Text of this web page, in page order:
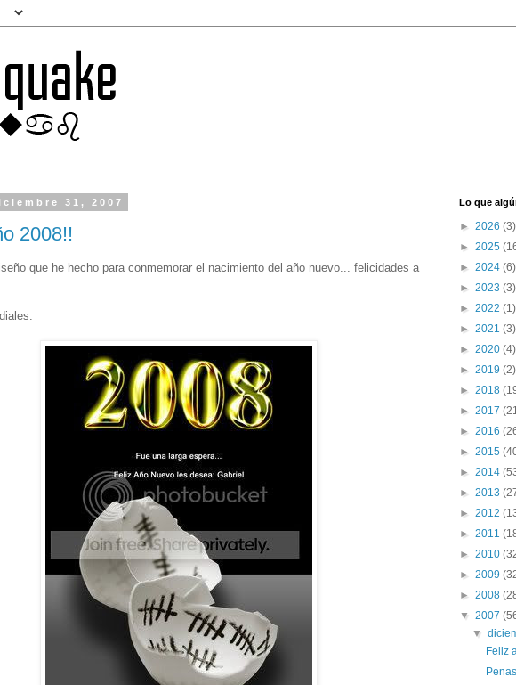
31, 2007
2008!!
que he hecho para conmemorar el nacimiento del año nuevo... felicidades a
Lo que
► 2026 (3)
► 2025
► 2024 (6)
► 2023 (3)
► 2022 (1)
► 2021 (3)
► 2020 (4)
► 2019 (2)
► 2018
► 2017
► 2016
► 2015
► 2014
► 2013
► 2012
► 2011
► 2010
► 2009
► 2008
▼ 2007
▼
Feliz